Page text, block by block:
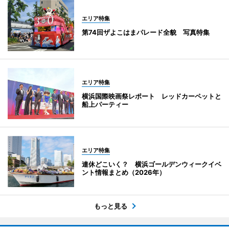
エリア特集
第74回ザよこはまパレード全貌 写真特集
エリア特集
横浜国際映画祭レポート レッドカーペットと
船上パーティー
エリア特集
連休どこいく？ 横浜ゴールデンウィークイベ
ント情報まとめ（2026年）
もっと見る